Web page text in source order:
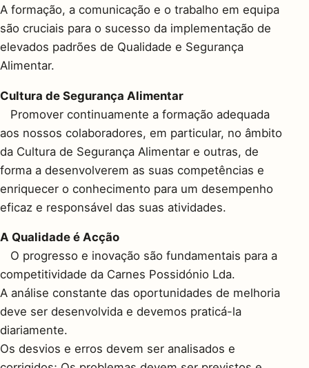
A formação, a comunicação e o trabalho em equipa
são cruciais para o sucesso da implementação de
elevados padrões de Qualidade e Segurança
Alimentar.
Cultura de Segurança Alimentar
Promover continuamente a formação adequada
aos nossos colaboradores, em particular, no âmbito
da Cultura de Segurança Alimentar e outras, de
forma a desenvolverem as suas competências e
enriquecer o conhecimento para um desempenho
eficaz e responsável das suas atividades.
A Qualidade é Acção
O progresso e inovação são fundamentais para a
competitividade da Carnes Possidónio Lda.
A análise constante das oportunidades de melhoria
deve ser desenvolvida e devemos praticá-la
diariamente.
Os desvios e erros devem ser analisados e